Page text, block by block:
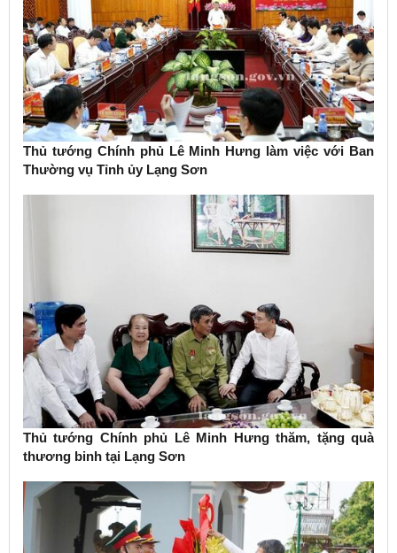
Thủ tướng Chính phủ Lê Minh Hưng làm việc với Ban
Thường vụ Tỉnh ủy Lạng Sơn
Thủ tướng Chính phủ Lê Minh Hưng thăm, tặng quà
thương binh tại Lạng Sơn